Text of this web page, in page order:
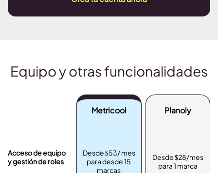
Equipo y otras funcionalidades
Metricool Planoly
Acceso de equipo
y gestión de roles
Desde $53/ mes
para desde 15
marcas
Desde $28/mes
para 1 marca